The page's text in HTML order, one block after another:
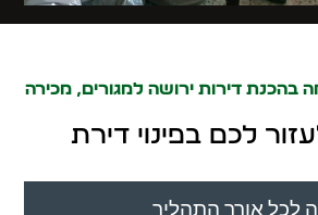
בהכנת דירות ירושה למגורים, מכירה
לכם בפינוי דירת
לכל אורך התהליך